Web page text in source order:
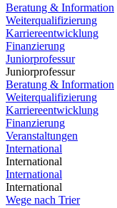
Beratung & Information
Weiterqualifizierung
Karriereentwicklung
Finanzierung
Juniorprofessur
Juniorprofessur
Beratung & Information
Weiterqualifizierung
Karriereentwicklung
Finanzierung
Veranstaltungen
International
International
International
International
Wege nach Trier